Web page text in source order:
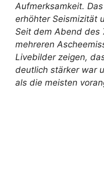
Aufmerksamkeit.
erhöhter Seismizität
Seit dem Abend des
mehreren
Livebilder zeigen,
deutlich stärker war
als die meisten